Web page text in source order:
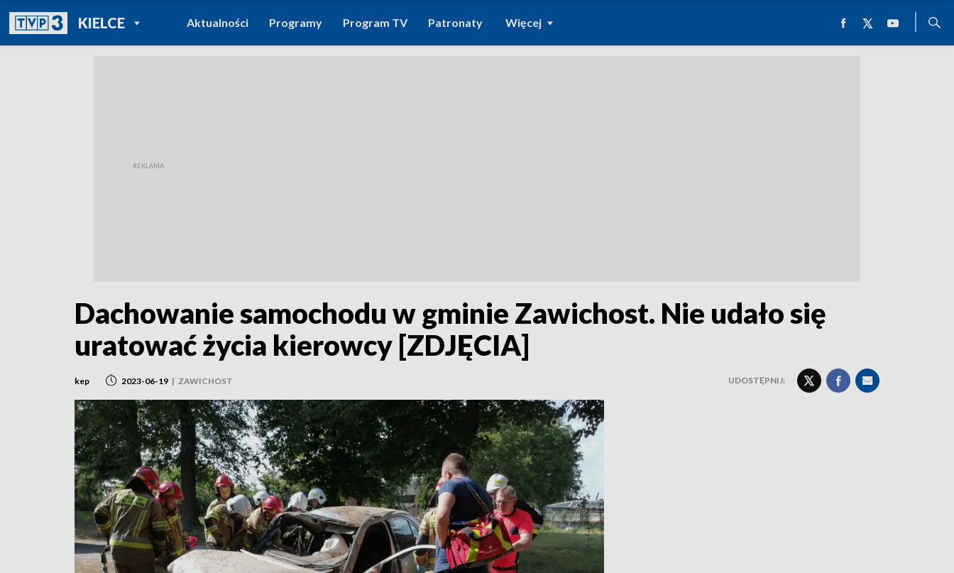
KIELCEPOWRÓT DO
TVP REGIONY
Aktualności Programy Program TV Patronaty Więcej
Dachowanie samochodu w gminie Zawichost. Nie udało się
uratować życia kierowcy [ZDJĘCIA]
kep 2023-06-19 | ZAWICHOST UDOSTĘPNIJ: